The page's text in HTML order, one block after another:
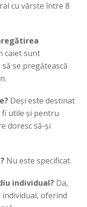
cu vârste între 8
caiet sunt
se pregătească
Deși este destinat
fi utile și pentru
doresc să-și
Nu este specificat.
individual? Da,
oferind